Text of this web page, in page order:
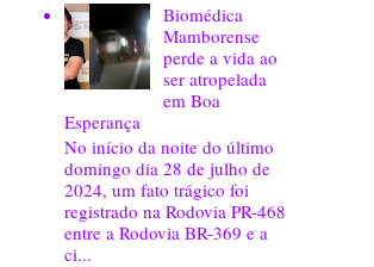
Biomédica
Mamborense
perde a vida ao
ser atropelada
em Boa
Esperança
No início da noite do último
domingo dia 28 de julho de
2024, um fato trágico foi
registrado na Rodovia PR-468
entre a Rodovia BR-369 e a
ci...